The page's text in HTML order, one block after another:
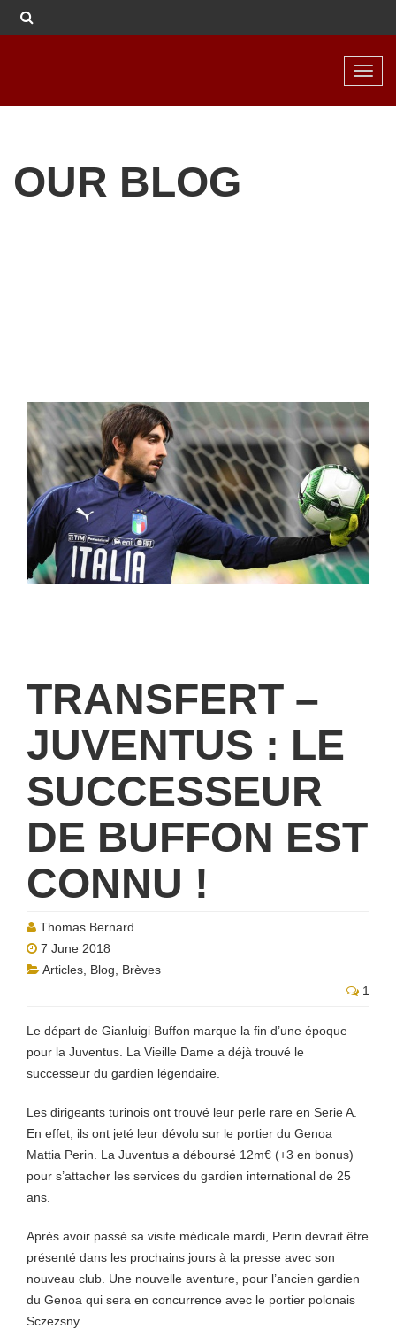
OUR BLOG
TRANSFERT –
JUVENTUS : LE
SUCCESSEUR
DE BUFFON EST
CONNU !
Thomas Bernard
7 June 2018
Articles Blog
Brèves
1
Le départ de Gianluigi Buffon marque la fin d’une époque
pour la Juventus. La Vieille Dame a déjà trouvé le
successeur du gardien légendaire.
Les dirigeants turinois ont trouvé leur perle rare en Serie A.
En effet, ils ont jeté leur dévolu sur le portier du Genoa
Mattia Perin. La Juventus a déboursé 12m€ (+3 en bonus)
pour s’attacher les services du gardien international de 25
ans.
Après avoir passé sa visite médicale mardi, Perin devrait être
présenté dans les prochains jours à la presse avec son
nouveau club. Une nouvelle aventure, pour l’ancien gardien
du Genoa qui sera en concurrence avec le portier polonais
Sczezsny.